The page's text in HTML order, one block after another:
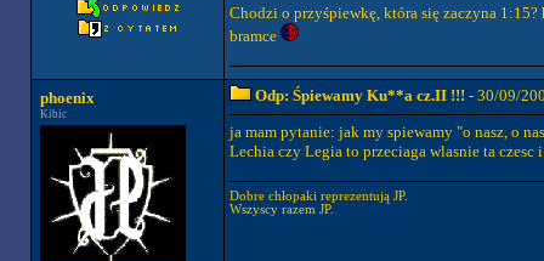
Chodzi o przyśpiewkę, która się zaczyna
bramce
phoenix
Kibic
Odp: Śpiewamy Ku**a cz.II !!! - 30/09/
ja mam pytanie: jak my spiewamy "o nasz, o
Lechia czy Legia to przeciaga wlasnie ta
Dobre chłopaki reprezentują JP.
Wszyscy razem JP.